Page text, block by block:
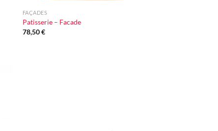
FAÇADES
Patisserie – Facade
78,50€